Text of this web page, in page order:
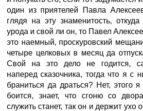
один из приятелей Павла
глядя на эту знаменитость,
урода и свой ли он, то Павел
это наемный, проскуровский
четыре целковых в месяц да
Свой на это дело не годится,
наперед сказочника, тогда что я с
браниться да драться? Нет, этого
боится, знает, что сгоню со
служить станет, так он и держит ухо